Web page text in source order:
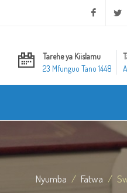
Tarehe ya Kiislamu
23 Mfunguo Tano 1448
Nyumba Fatwa